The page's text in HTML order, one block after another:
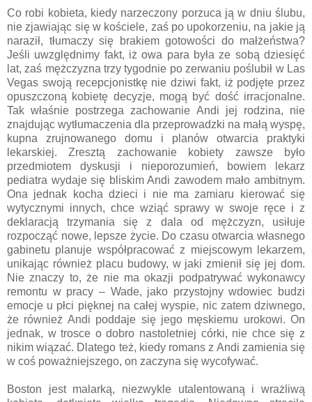
Co robi kobieta, kiedy narzeczony porzuca ją w dniu ślubu,
nie zjawiając się w kościele, zaś po upokorzeniu, na jakie ją
naraził, tłumaczy się brakiem gotowości do małżeństwa?
Jeśli uwzględnimy fakt, iż owa para była ze sobą dziesięć
lat, zaś mężczyzna trzy tygodnie po zerwaniu poślubił w Las
Vegas swoją recepcjonistkę nie dziwi fakt, iż podjęte przez
opuszczoną kobietę decyzje, mogą być dość irracjonalne.
Tak właśnie postrzega zachowanie Andi jej rodzina, nie
znajdując wytłumaczenia dla przeprowadzki na małą wyspę,
kupna zrujnowanego domu i planów otwarcia praktyki
lekarskiej. Zresztą zachowanie kobiety zawsze było
przedmiotem dyskusji i nieporozumień, bowiem lekarz
pediatra wydaje się bliskim Andi zawodem mało ambitnym.
Ona jednak kocha dzieci i nie ma zamiaru kierować się
wytycznymi innych, chce wziąć sprawy w swoje ręce i z
deklaracją trzymania się z dala od mężczyzn, usiłuje
rozpocząć nowe, lepsze życie. Do czasu otwarcia własnego
gabinetu planuje współpracować z miejscowym lekarzem,
unikając również placu budowy, w jaki zmienił się jej dom.
Nie znaczy to, że nie ma okazji podpatrywać wykonawcy
remontu w pracy – Wade, jako przystojny wdowiec budzi
emocje u płci pięknej na całej wyspie, nic zatem dziwnego,
że również Andi poddaje się jego męskiemu urokowi. On
jednak, w trosce o dobro nastoletniej córki, nie chce się z
nikim wiązać. Dlatego też, kiedy romans z Andi zamienia się
w coś poważniejszego, on zaczyna się wycofywać.
Boston jest malarką, niezwykle utalentowaną i wrażliwą